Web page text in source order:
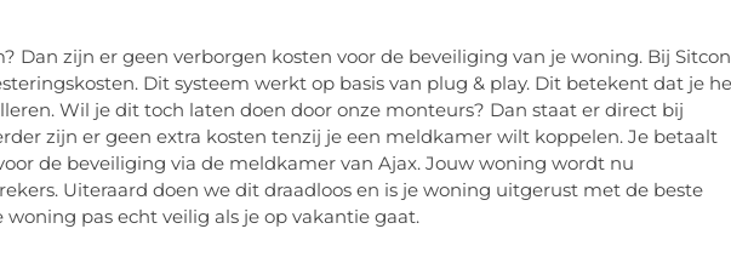
Dan zijn er geen verborgen kosten voor de beveiliging van je woning. Bij Sitcon
Dit systeem werkt op basis van plug & play. Dit betekent dat je
Wil je dit toch laten doen door onze monteurs? Dan staat er direct bij
zijn er geen extra kosten tenzij je een meldkamer wilt koppelen. Je betaalt
de beveiliging via de meldkamer van Ajax. Jouw woning wordt nu
Uiteraard doen we dit draadloos en is je woning uitgerust met de beste
pas echt veilig als je op vakantie gaat.